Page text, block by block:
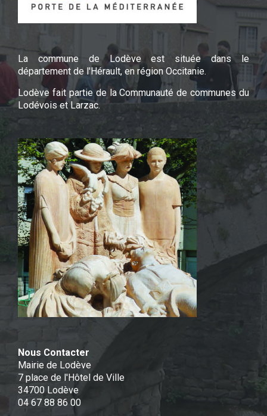
La commune de Lodève est située dans le
département de l'Hérault, en région Occitanie.
Lodève fait partie de la Communauté de communes du
Lodévois et Larzac.
Nous Contacter
Mairie de Lodève
7 place de l'Hôtel de Ville
34700 Lodève
04 67 88 86 00